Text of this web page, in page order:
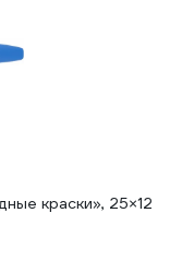
краски», 25×12